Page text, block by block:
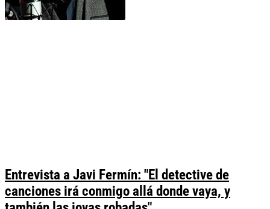
Entrevista a Javi Fermín: "El detective de
canciones irá conmigo allá donde vaya, y